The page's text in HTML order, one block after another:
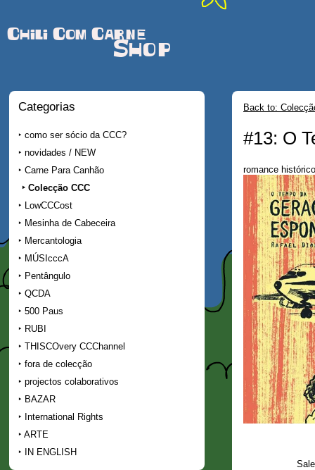
Chili Com Carne
Shop
Categorias
como ser sócio da CCC?
novidades / NEW
Carne Para Canhão
Colecção CCC
LowCCCost
Mesinha de Cabeceira
Mercantologia
MÚSIcccA
Pentângulo
QCDA
500 Paus
RUBI
THISCOvery CCChannel
fora de colecção
projectos colaborativos
BAZAR
International Rights
ARTE
IN ENGLISH
Back to:
#13: O
romance